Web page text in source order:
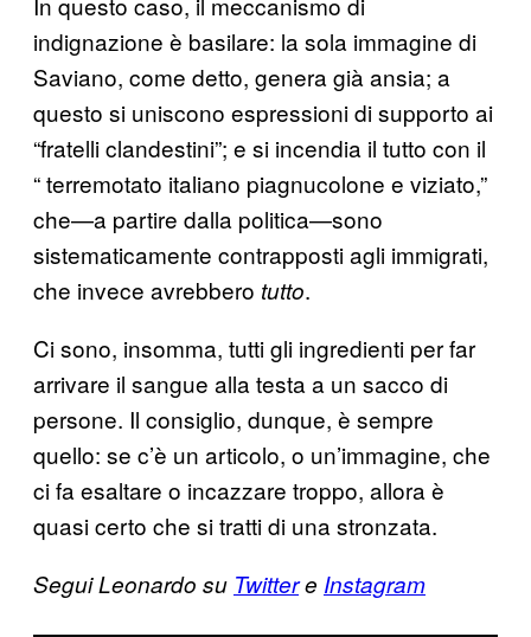
indignazione è basilare: la sola immagine di
Saviano, come detto, genera già ansia; a
questo si uniscono espressioni di supporto ai
“fratelli clandestini”; e si incendia il tutto con il
“ terremotato italiano piagnucolone e viziato,”
che—a partire dalla politica—sono
sistematicamente contrapposti agli immigrati,
che invece avrebbero tutto.
Ci sono, insomma, tutti gli ingredienti per far
arrivare il sangue alla testa a un sacco di
persone. Il consiglio, dunque, è sempre
quello: se c’è un articolo, o un’immagine, che
ci fa esaltare o incazzare troppo, allora è
quasi certo che si tratti di una stronzata.
Segui Leonardo su Twittere Instagram